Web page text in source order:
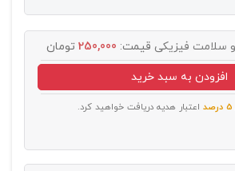
سلامت فیزیکی قیمت: 250,000 تومان
افزودن به سبد خرید
5 درصد اعتبار هدیه دریافت خواهید کرد.